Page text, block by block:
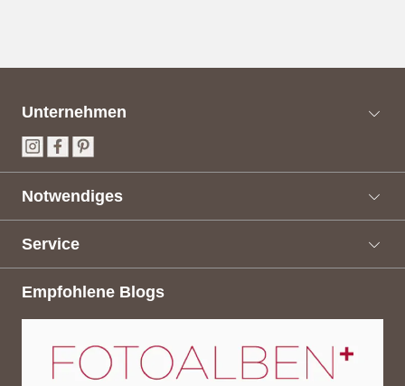
Unternehmen
Notwendiges
Service
Empfohlene Blogs